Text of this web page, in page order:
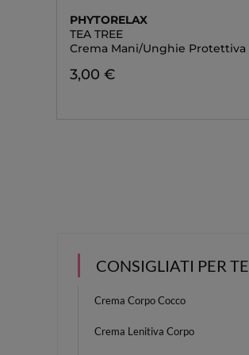
PHYTORELAX
TEA TREE
Crema Mani/Unghie Protettiva
3,00 €
CONSIGLIATI PER TE
Crema Corpo Cocco
Crema Lenitiva Corpo